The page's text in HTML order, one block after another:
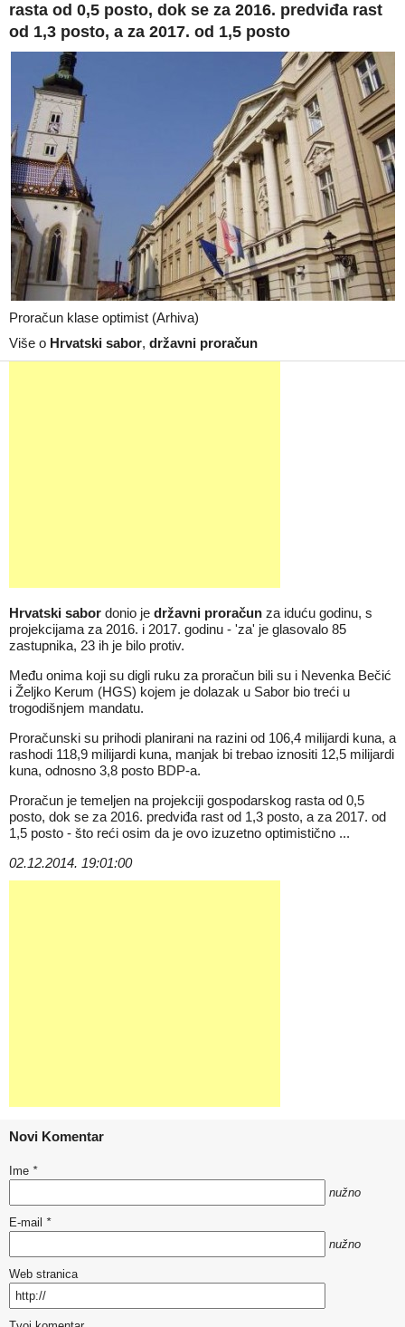
rasta od 0,5 posto, dok se za 2016. predviđa rast
od 1,3 posto, a za 2017. od 1,5 posto
Proračun klase optimist (Arhiva)
Više o Hrvatski sabor, državni proračun
Hrvatski sabor donio je državni proračun za iduću godinu, s
projekcijama za 2016. i 2017. godinu - 'za' je glasovalo 85
zastupnika, 23 ih je bilo protiv.
Među onima koji su digli ruku za proračun bili su i Nevenka Bečić
i Željko Kerum (HGS) kojem je dolazak u Sabor bio treći u
trogodišnjem mandatu.
Proračunski su prihodi planirani na razini od 106,4 milijardi kuna, a
rashodi 118,9 milijardi kuna, manjak bi trebao iznositi 12,5 milijardi
kuna, odnosno 3,8 posto BDP-a.
Proračun je temeljen na projekciji gospodarskog rasta od 0,5
posto, dok se za 2016. predviđa rast od 1,3 posto, a za 2017. od
1,5 posto - što reći osim da je ovo izuzetno optimistično ...
02.12.2014. 19:01:00
Novi Komentar
Ime *
nužno
E-mail *
nužno
Web stranica